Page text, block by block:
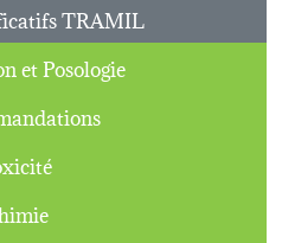
TRAMIL
et Posologie